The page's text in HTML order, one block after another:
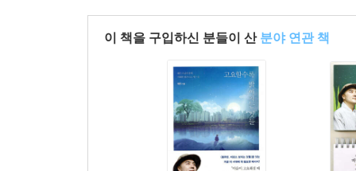
이 책을 구입하신 분들이 산 분야 연관 책